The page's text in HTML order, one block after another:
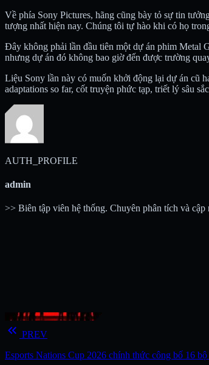
Về phía Sony Pictures, hãng cũng bày tỏ sự tin
tượng nhất hiện nay. Chúng tôi tự hào khi có họ
Đây không phải lần đầu tiên một dự án phim Metal
nhưng dự án đó không bao giờ đến được trường
Liệu Sony lần này có muốn khởi động lại dự án cũ
adaptations so far, cốt truyện phức tạp, triết lý sâu
AUTH_PROFILE
admin
>> Biên tập viên hệ thống. Chuyên phân tích và
keyboard_double_arrow_left PREV
Esports Nations Cup 2026 chính thức công bố 16